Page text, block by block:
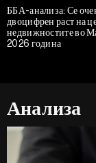
ББА-анализа: Се
двоцифрен раст на
недвижностите во
2026 година
Анализа